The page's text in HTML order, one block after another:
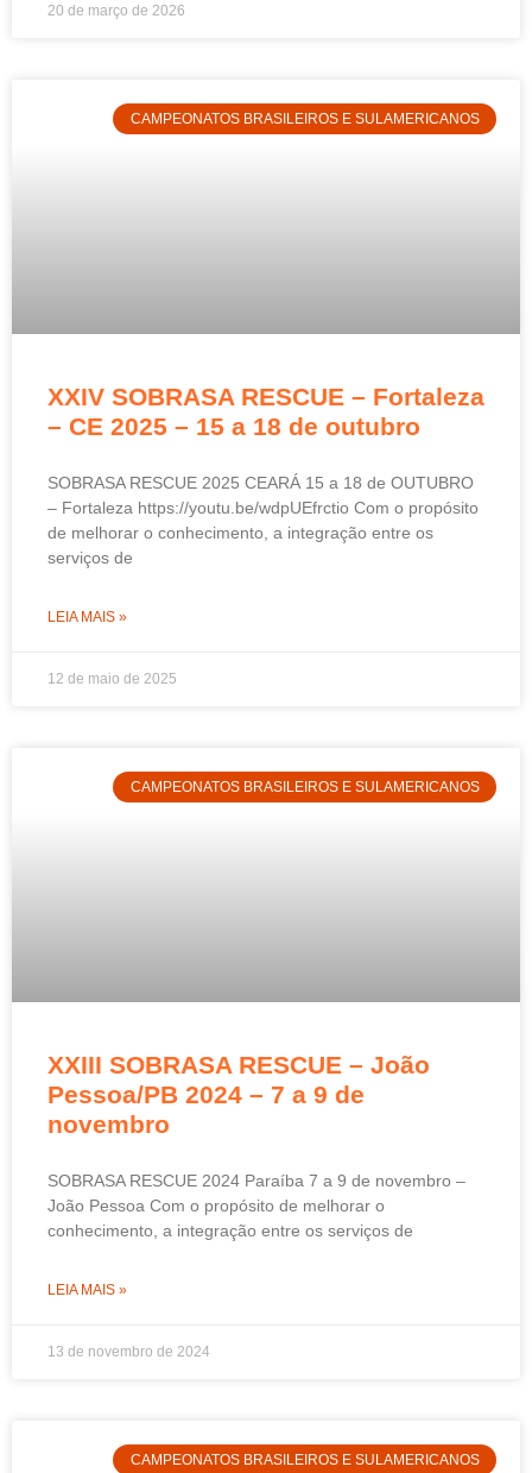
20 de março de 2026
CAMPEONATOS BRASILEIROS E SULAMERICANOS
XXIV SOBRASA RESCUE – Fortaleza
– CE 2025 – 15 a 18 de outubro
SOBRASA RESCUE 2025 CEARÁ 15 a 18 de OUTUBRO
– Fortaleza https://youtu.be/wdpUEfrctio Com o propósito
de melhorar o conhecimento, a integração entre os
serviços de
LEIA MAIS »
12 de maio de 2025
CAMPEONATOS BRASILEIROS E SULAMERICANOS
XXIII SOBRASA RESCUE – João
Pessoa/PB 2024 – 7 a 9 de
novembro
SOBRASA RESCUE 2024 Paraíba 7 a 9 de novembro –
João Pessoa Com o propósito de melhorar o
conhecimento, a integração entre os serviços de
LEIA MAIS »
13 de novembro de 2024
CAMPEONATOS BRASILEIROS E SULAMERICANOS